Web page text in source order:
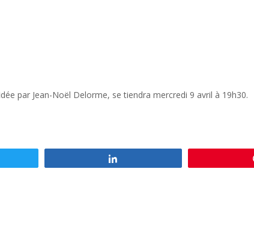
par Jean-Noël Delorme, se tiendra mercredi 9 avril à 19h30.